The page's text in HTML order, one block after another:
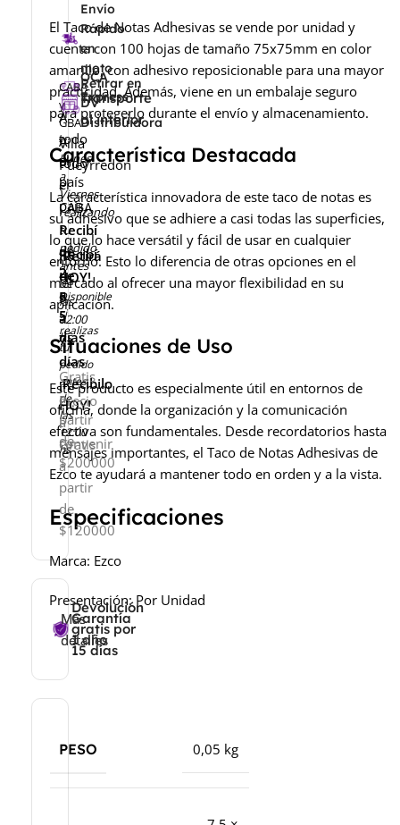
El Taco de Notas Adhesivas se vende por unidad y
cuenta con 100 hojas de tamaño 75x75mm en color
amarillo, con adhesivo reposicionable para una mayor
practicidad. Además, viene en un embalaje seguro
para protegerlo durante el envío y almacenamiento.
Característica Destacada
La característica innovadora de este taco de notas es
su adhesivo que se adhiere a casi todas las superficies,
lo que lo hace versátil y fácil de usar en cualquier
entorno. Esto lo diferencia de otras opciones en el
mercado al ofrecer una mayor flexibilidad en su
aplicación.
Situaciones de Uso
Este producto es especialmente útil en entornos de
oficina, donde la organización y la comunicación
efectiva son fundamentales. Desde recordatorios hasta
mensajes importantes, el Taco de Notas Adhesivas de
Ezco te ayudará a mantener todo en orden y a la vista.
Especificaciones
Marca: Ezco
Presentación: Por Unidad
Envío
Rápido
en
moto
CABA
y
GBA
-
Lunes
a
Viernes
realizando
tu
pedido
antes
de
las
12:00
hs
¡Recibilo
HOY!
Gratis
a
partir
de
$120000
Retirar en
DV
Distribuidora
Villa
Pueyrredón
-
CABA
¡Retirá
HOY!
Disponible
si
realizas
tu
pedido
antes
de
las
12:00
hs
OCA
Express
A
todo
el
país
Recibí
de
2
a
5
días
Gratis
a
partir
de
$200000
Transporte
al interior
A
todo
el
país
Recibí
de
5
a
7
días
Precio
a
convenir
Garantía
1 año
Más
detalles
Devolución
gratis por
15 días
Más
detalles
PESO 0,05 kg